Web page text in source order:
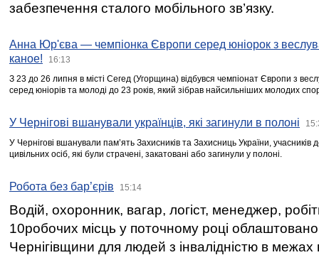
забезпечення сталого мобільного зв’язку.
Анна Юр'єва — чемпіонка Європи серед юніорок з
каное!
16:13
З 23 до 26 липня в місті Сегед (Угорщина) відбувся чемпіонат Європи з
серед юніорів та молоді до 23 років, який зібрав найсильніших молодих
У Чернігові вшанували українців, які загинули в полоні
У Чернігові вшанували пам’ять Захисників та Захисниць України,
цивільних осіб, які були страчені, закатовані або загинули у полоні.
Робота без бар’єрів 15:14
Водій, охоронник, вагар, логіст, менеджер,
10робочих місць у поточному році
Чернігівщини для людей з інвалідністю в межах